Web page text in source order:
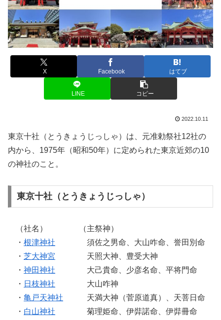
X Facebook はてブ
LINE コピー
2022.10.11
東京十社（とうきょうじっしゃ）は、元准勅祭社12社の
内から、1975年（昭和50年）に定められた東京近郊の10
の神社のこと。
東京十社（とうきょうじっしゃ）
（社名） （主祭神）
・ 根津神社 須佐之男命、大山咋命、誉田別命
・ 芝大神宮 天照大神、豊受大神
・ 神田神社 大己貴命、少彦名命、平将門命
・ 日枝神社 大山咋神
・ 亀戸天神社 天満大神（菅原道真）、天菩日命
・ 白山神社 菊理姫命、伊弉諾命、伊弉冊命